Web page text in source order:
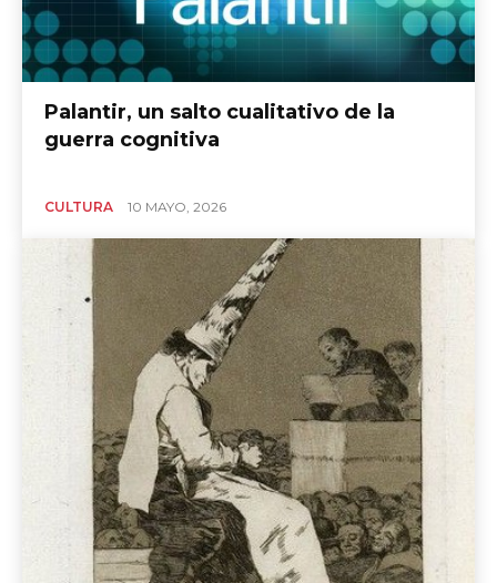
Palantir, un salto cualitativo de la
guerra cognitiva
CULTURA 10 MAYO, 2026